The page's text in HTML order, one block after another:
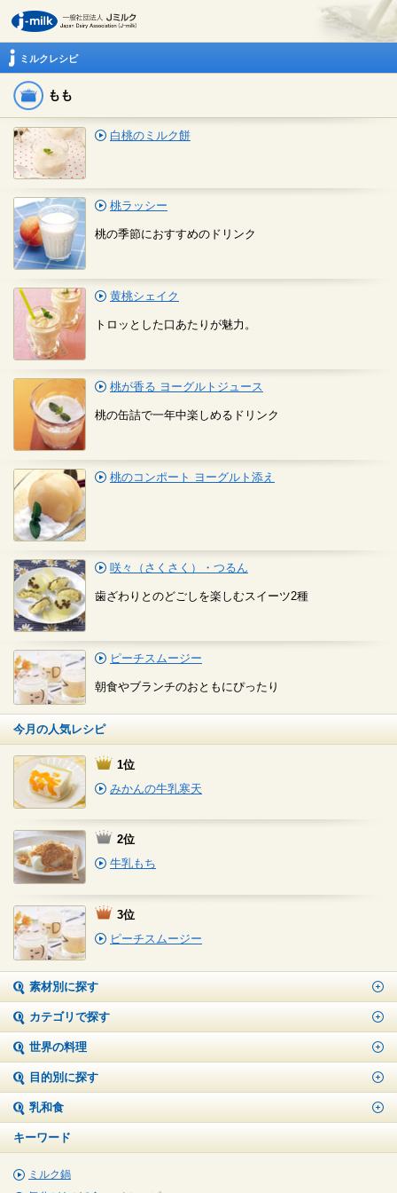
ミルクレシピ
もも
白桃のミルク餅
桃ラッシー
桃の季節におすすめのドリンク
黄桃シェイク
トロッとした口あたりが魅力。
桃が香る ヨーグルトジュース
桃の缶詰で一年中楽しめるドリンク
桃のコンポート ヨーグルト添え
咲々（さくさく）・つるん
歯ざわりとのどごしを楽しむスイーツ2種
ピーチスムージー
朝食やブランチのおともにぴったり
今月の人気レシピ
1位
みかんの牛乳寒天
2位
牛乳もち
3位
ピーチスムージー
素材別に探す
カテゴリで探す
世界の料理
目的別に探す
乳和食
キーワード
ミルク鍋